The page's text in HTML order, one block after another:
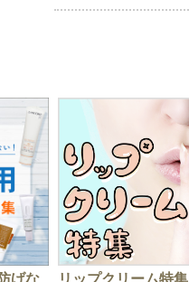
げな リップクリーム特集